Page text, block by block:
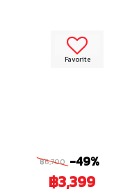
Favorite
฿6,700 -49%
฿3,399